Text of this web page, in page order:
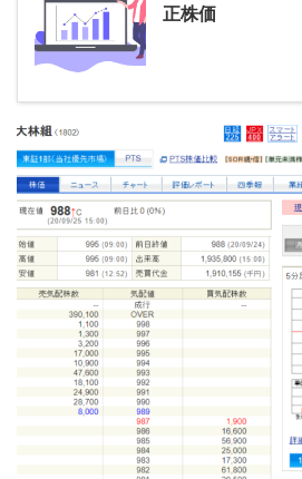
正株価